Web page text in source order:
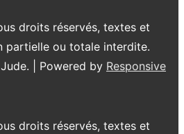
droits réservés, textes et
partielle ou totale interdite.
| Powered by Responsive
droits réservés, textes et